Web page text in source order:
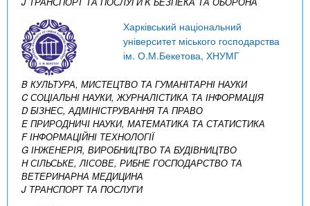
Харківський національний
університет міського господарства
ім. О.М.Бекетова, ХНУМГ
B КУЛЬТУРА, МИСТЕЦТВО ТА ГУМАНІТАРНІ НАУКИ
C СОЦІАЛЬНІ НАУКИ, ЖУРНАЛІСТИКА ТА ІНФОРМАЦІЯ
D БІЗНЕС, АДМІНІСТРУВАННЯ ТА ПРАВО
E ПРИРОДНИЧІ НАУКИ, МАТЕМАТИКА ТА СТАТИСТИКА
F ІНФОРМАЦІЙНІ ТЕХНОЛОГІЇ
G ІНЖЕНЕРІЯ, ВИРОБНИЦТВО ТА БУДІВНИЦТВО
H СІЛЬСЬКЕ, ЛІСОВЕ, РИБНЕ ГОСПОДАРСТВО ТА
ВЕТЕРИНАРНА МЕДИЦИНА
J ТРАНСПОРТ ТА ПОСЛУГИ